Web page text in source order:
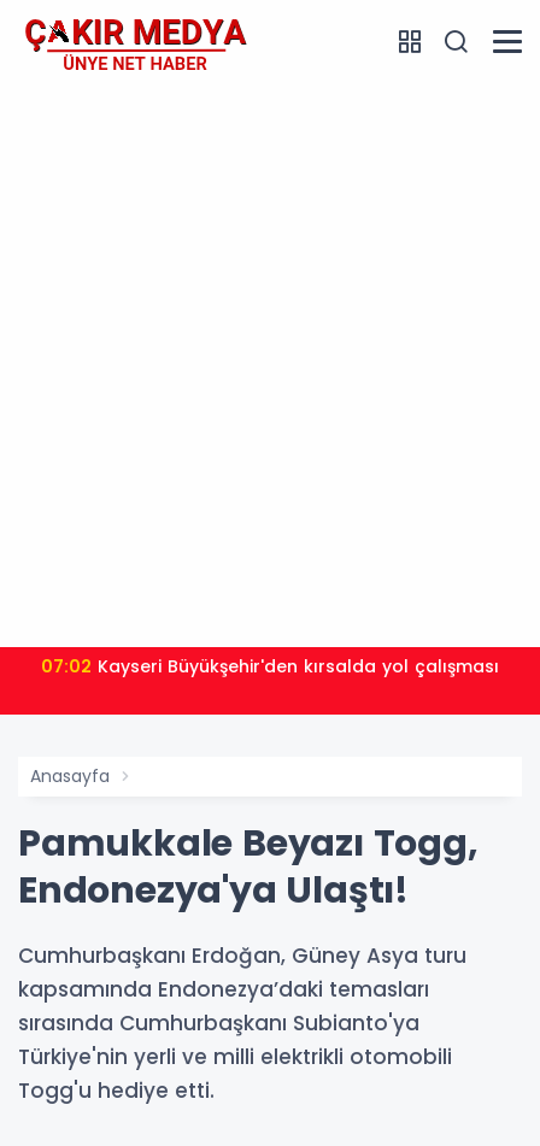
07:02 Kayseri Büyükşehir'den kırsalda yol çalışması
Anasayfa
Pamukkale Beyazı Togg,
Endonezya'ya Ulaştı!
Cumhurbaşkanı Erdoğan, Güney Asya turu
kapsamında Endonezya’daki temasları
sırasında Cumhurbaşkanı Subianto'ya
Türkiye'nin yerli ve milli elektrikli otomobili
Togg'u hediye etti.